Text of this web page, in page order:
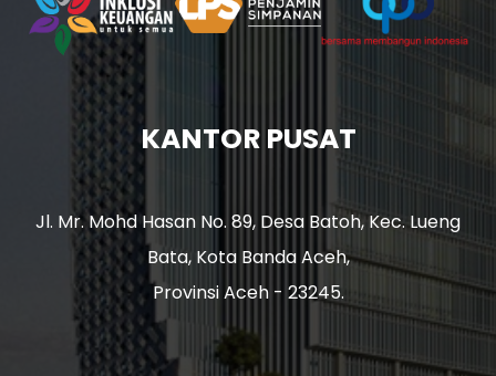
KANTOR PUSAT
Jl. Mr. Mohd Hasan No. 89, Desa Batoh, Kec. Lueng
Bata, Kota Banda Aceh,
Provinsi Aceh - 23245.